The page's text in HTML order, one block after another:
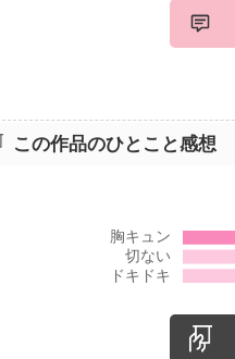
この作品のひとこと感想